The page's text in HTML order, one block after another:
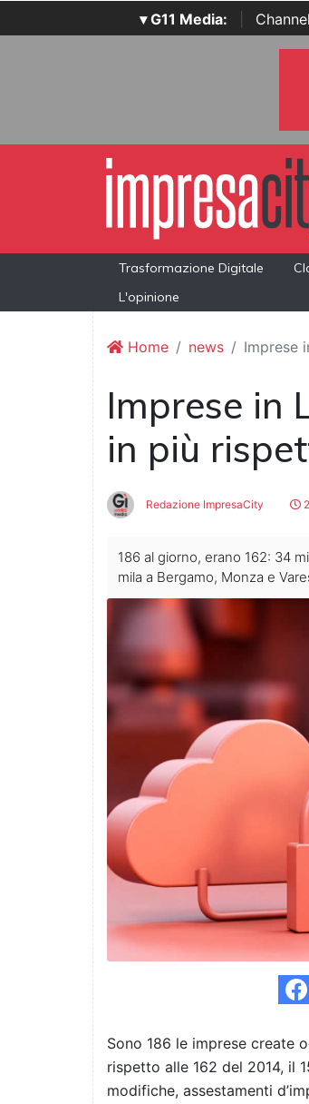
▾ G11 Media:
Trasformazione Digitale
L'opinione
Home news Imprese
Imprese in
in più
Redazione ImpresaCity
186 al giorno, erano 162: 34
mila a Bergamo, Monza e
Sono 186 le imprese create
rispetto alle 162 del 2014, il
modifiche, assestamenti